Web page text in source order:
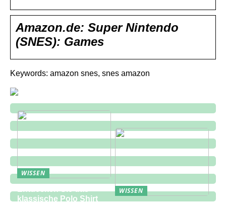
Amazon.de: Super Nintendo
(SNES): Games
Keywords: amazon snes, snes amazon
WISSEN
klassische Polo Shirt
WISSEN